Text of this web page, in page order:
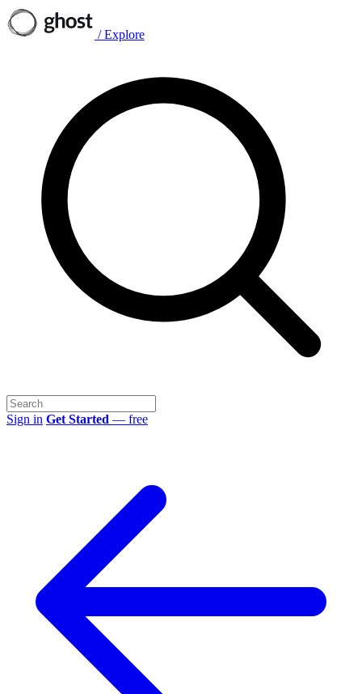
/ Explore
Sign in Get Started — free